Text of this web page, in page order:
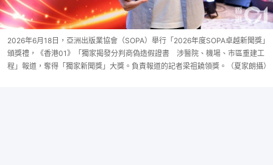
2026年6月18日，亞洲出版業協會（SOPA）舉行「2026年度SOPA卓越新聞獎」
頒獎禮，《香港01》「獨家揭發分判商偽造假證書 涉醫院、機場、市區重建工
程」報道，奪得「獨家新聞獎」大獎。負責報道的記者梁祖饒領獎。（夏家朗攝）